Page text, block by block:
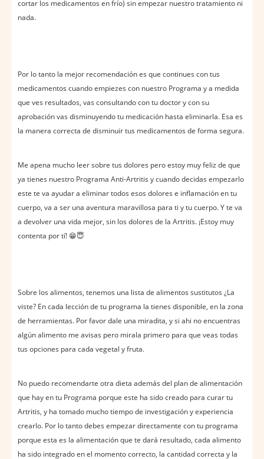
cortar los medicamentos en frío) sin empezar nuestro tratamiento ni
nada.
Por lo tanto la mejor recomendación es que continues con tus
medicamentos cuando empiezes con nuestro Programa y a medida
que ves resultados, vas consultando con tu doctor y con su
aprobación vas disminuyendo tu medicación hasta eliminarla. Esa es
la manera correcta de disminuir tus medicamentos de forma segura.
Me apena mucho leer sobre tus dolores pero estoy muy feliz de que
ya tienes nuestro Programa Anti-Artritis y cuando decidas empezarlo
este te va ayudar a eliminar todos esos dolores e inflamación en tu
cuerpo, va a ser una aventura maravillosa para ti y tu cuerpo. Y te va
a devolver una vida mejor, sin los dolores de la Artritis. ¡Estoy muy
contenta por tí! 😁😇
Sobre los alimentos, tenemos una lista de alimentos sustitutos ¿La
viste? En cada lección de tu programa la tienes disponible, en la zona
de herramientas. Por favor dale una miradita, y si ahi no encuentras
algún alimento me avisas pero mirala primero para que veas todas
tus opciones para cada vegetal y fruta.
No puedo recomendarte otra dieta además del plan de alimentación
que hay en tu Programa porque este ha sido creado para curar tu
Artritis, y ha tomado mucho tiempo de investigación y experiencia
crearlo. Por lo tanto debes empezar directamente con tu programa
porque esta es la alimentación que te dará resultado, cada alimento
ha sido integrado en el momento correcto, la cantidad correcta y la